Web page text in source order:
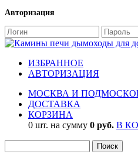
Авторизация
ИЗБРАННОЕ
АВТОРИЗАЦИЯ
МОСКВА И
ДОСТАВКА
КОРЗИНА
0 шт. на сумму 0 руб. В